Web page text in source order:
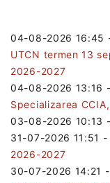
04-08-2026 16:45
UTCN termen 13
2026-2027
04-08-2026 13:16
Specializarea
03-08-2026 10:13
31-07-2026 11:51 -
2026-2027
30-07-2026 14:21